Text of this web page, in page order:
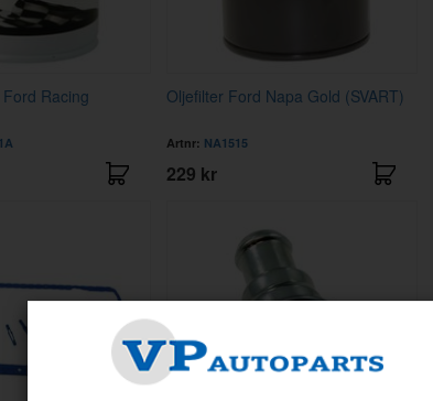
Racing Oljefilter Ford Napa Gold (SVART)
Artnr: NA1515
229 kr